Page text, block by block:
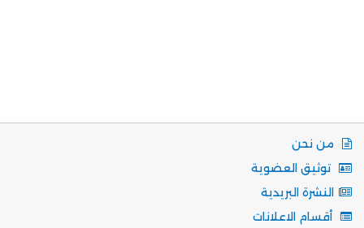
من نحن
توثيق العضوية
النشرة البريدية
أقسام الاعلانات